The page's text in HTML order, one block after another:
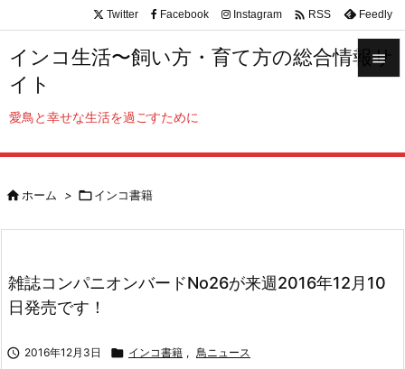
インコ生活〜飼い方・育て方の総合情報サ
イト
愛鳥と幸せな生活を過ごすために

サイド


Twitter Facebook Instagram  RSS Feedly
ホーム > インコ書籍
雑誌コンパニオンバードNo26が来週2016年12月10
日発売です！
 2016年12月3日  インコ書籍 , 鳥ニュース